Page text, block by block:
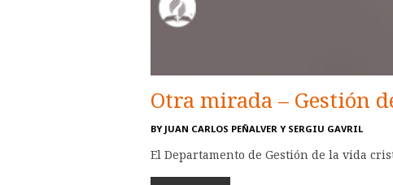
Otra mirada – Gestión
BY JUAN CARLOS PEÑALVER Y SERGIU GAVRIL
El Departamento de Gestión de la vida